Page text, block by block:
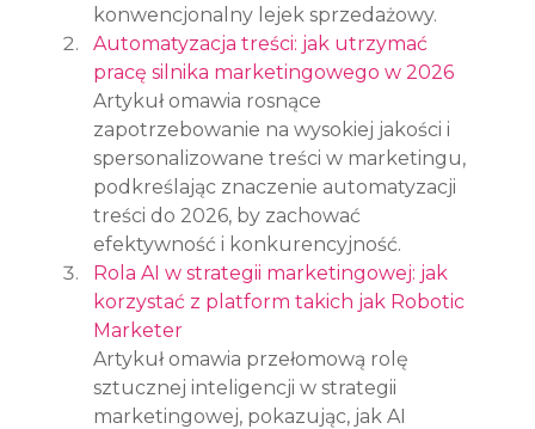
konwencjonalny lejek sprzedażowy.
Automatyzacja treści: jak utrzymać
pracę silnika marketingowego w 2026
Artykuł omawia rosnące
zapotrzebowanie na wysokiej jakości i
spersonalizowane treści w marketingu,
podkreślając znaczenie automatyzacji
treści do 2026, by zachować
efektywność i konkurencyjność.
Rola AI w strategii marketingowej: jak
korzystać z platform takich jak Robotic
Marketer
Artykuł omawia przełomową rolę
sztucznej inteligencji w strategii
marketingowej, pokazując, jak AI